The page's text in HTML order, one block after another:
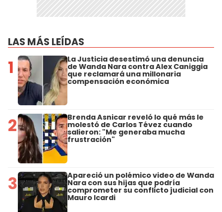
LAS MÁS LEÍDAS
1 La Justicia desestimó una denuncia
de Wanda Nara contra Alex Caniggia
que reclamará una millonaria
compensación económica
2 Brenda Asnicar reveló lo qué más le
molestó de Carlos Tévez cuando
salieron: "Me generaba mucha
frustración"
3 Apareció un polémico video de Wanda
Nara con sus hijas que podría
comprometer su conflicto judicial con
Mauro Icardi